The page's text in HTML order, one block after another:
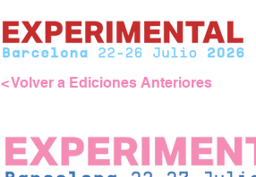
< Volver a Ediciones Anteriores